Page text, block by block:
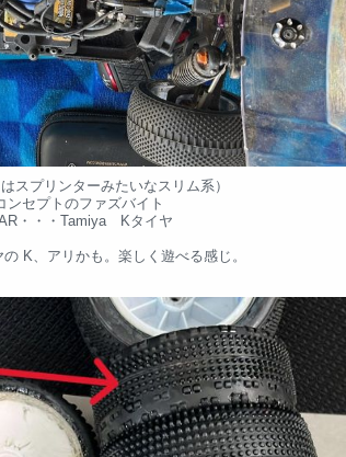
スプリンターみたいなスリム系）
ンセプトのファズバイト
・・・Tamiya Kタイヤ
K、アリかも。楽しく遊べる感じ。